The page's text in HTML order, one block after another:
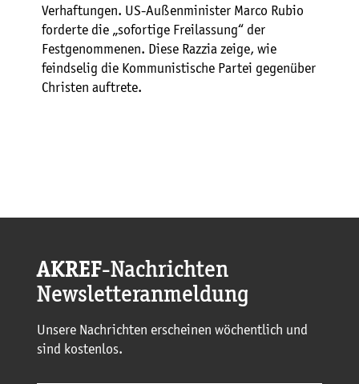
Verhaftungen. US-Außenminister Marco Rubio
forderte die „sofortige Freilassung“ der
Festgenommenen. Diese Razzia zeige, wie
feindselig die Kommunistische Partei gegenüber
Christen auftrete.
AKREF-Nachrichten
Newsletteranmeldung
Unsere Nachrichten erscheinen wöchentlich und
sind kostenlos.